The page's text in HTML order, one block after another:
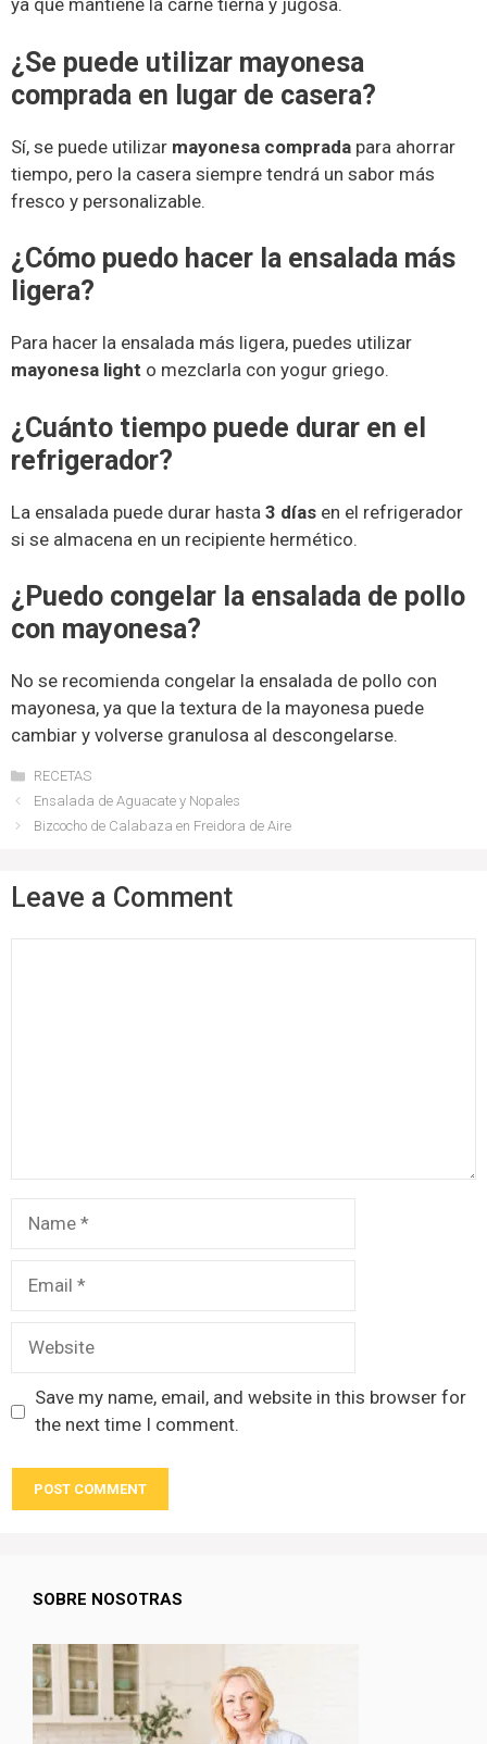
ya que mantiene la carne tierna y jugosa.
¿Se puede utilizar mayonesa
comprada en lugar de casera?
Sí, se puede utilizar mayonesa comprada para ahorrar
tiempo, pero la casera siempre tendrá un sabor más
fresco y personalizable.
¿Cómo puedo hacer la ensalada más
ligera?
Para hacer la ensalada más ligera, puedes utilizar
mayonesa light o mezclarla con yogur griego.
¿Cuánto tiempo puede durar en el
refrigerador?
La ensalada puede durar hasta 3 días en el refrigerador
si se almacena en un recipiente hermético.
¿Puedo congelar la ensalada de pollo
con mayonesa?
No se recomienda congelar la ensalada de pollo con
mayonesa, ya que la textura de la mayonesa puede
cambiar y volverse granulosa al descongelarse.
Categories
RECETAS
Ensalada de Aguacate y Nopales
Bizcocho de Calabaza en Freidora de Aire
Leave a Comment
Save my name, email, and website in this browser for
the next time I comment.
SOBRE NOSOTRAS